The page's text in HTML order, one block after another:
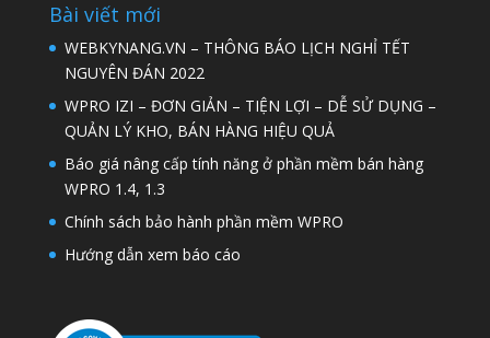
Bài viết mới
WEBKYNANG.VN – THÔNG BÁO LỊCH NGHỈ TẾT
NGUYÊN ĐÁN 2022
WPRO IZI – ĐƠN GIẢN – TIỆN LỢI – DỄ SỬ DỤNG –
QUẢN LÝ KHO, BÁN HÀNG HIỆU QUẢ
Báo giá nâng cấp tính năng ở phần mềm bán hàng
WPRO 1.4, 1.3
Chính sách bảo hành phần mềm WPRO
Hướng dẫn xem báo cáo